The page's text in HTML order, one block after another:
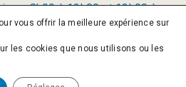
8h00 à 12h00 et 13h00 à
vous offrir la meilleure expérience sur
les cookies que nous utilisons ou les